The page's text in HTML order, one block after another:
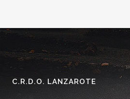
C.R.D.O. LANZAROTE